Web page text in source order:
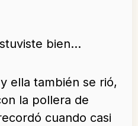
bien…
ella también se rió,
la pollera de
cuando casi